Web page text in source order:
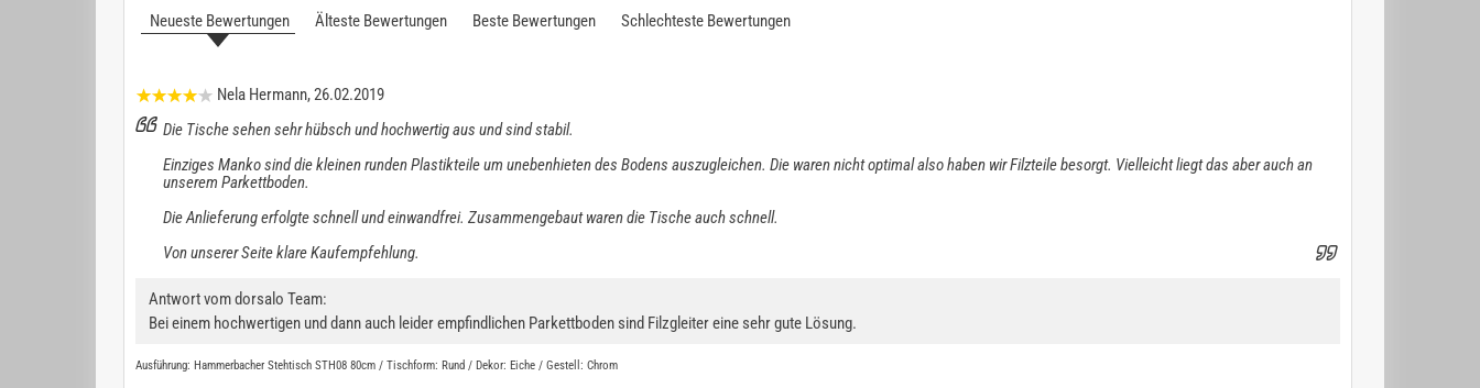
Neueste Bewertungen
Älteste Bewertungen Beste Bewertungen Schlechteste Bewertungen
Nela Hermann, 26.02.2019
Die Tische sehen sehr hübsch und hochwertig aus und sind stabil.
Einziges Manko sind die kleinen runden Plastikteile um unebenhieten des Bodens auszugleichen. Die waren nicht optimal also haben wir Filzteile besorgt. Vielleicht liegt das aber auch an
unserem Parkettboden.
Die Anlieferung erfolgte schnell und einwandfrei. Zusammengebaut waren die Tische auch schnell.
Von unserer Seite klare Kaufempfehlung.
Antwort vom dorsalo Team:
Bei einem hochwertigen und dann auch leider empfindlichen Parkettboden sind Filzgleiter eine sehr gute Lösung.
Ausführung: Hammerbacher Stehtisch STH08 80cm / Tischform: Rund / Dekor: Eiche / Gestell: Chrom